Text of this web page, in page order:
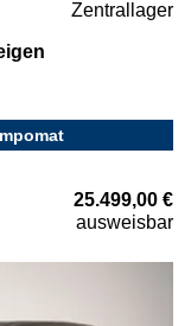
Zentrallager
25.499,00 €
ausweisbar